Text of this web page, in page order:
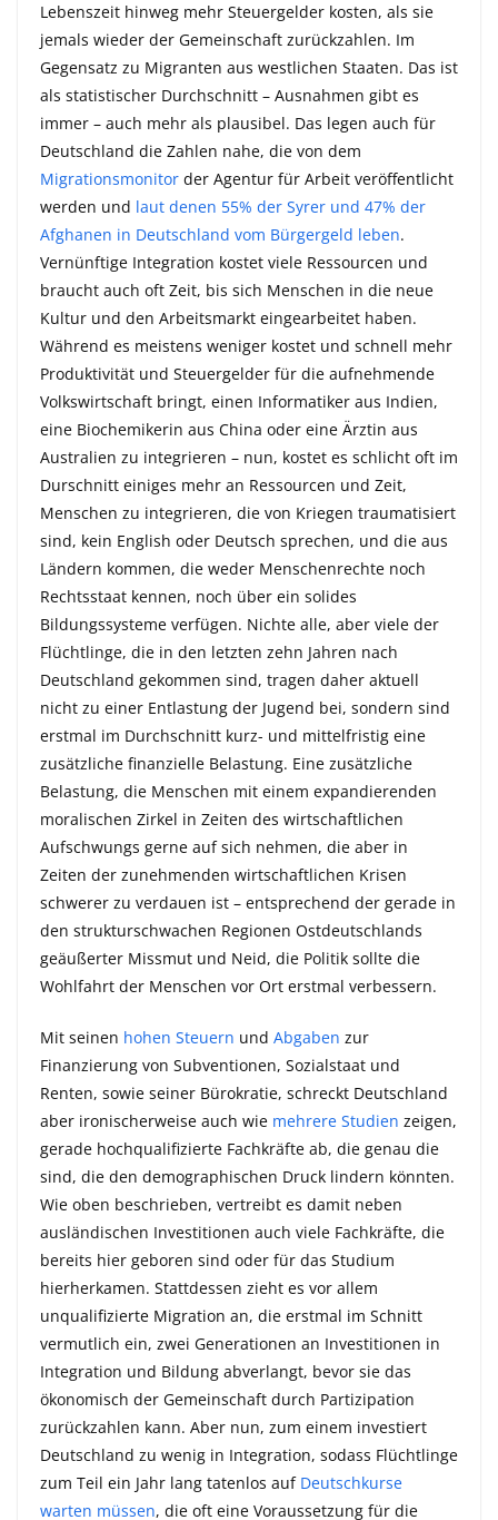
Lebenszeit hinweg mehr Steuergelder kosten, als sie
jemals wieder der Gemeinschaft zurückzahlen. Im
Gegensatz zu Migranten aus westlichen Staaten. Das ist
als statistischer Durchschnitt – Ausnahmen gibt es
immer – auch mehr als plausibel. Das legen auch für
Deutschland die Zahlen nahe, die von dem
Migrationsmonitor der Agentur für Arbeit veröffentlicht
werden und laut denen 55% der Syrer und 47% der
Afghanen in Deutschland vom Bürgergeld leben.
Vernünftige Integration kostet viele Ressourcen und
braucht auch oft Zeit, bis sich Menschen in die neue
Kultur und den Arbeitsmarkt eingearbeitet haben.
Während es meistens weniger kostet und schnell mehr
Produktivität und Steuergelder für die aufnehmende
Volkswirtschaft bringt, einen Informatiker aus Indien,
eine Biochemikerin aus China oder eine Ärztin aus
Australien zu integrieren – nun, kostet es schlicht oft im
Durschnitt einiges mehr an Ressourcen und Zeit,
Menschen zu integrieren, die von Kriegen traumatisiert
sind, kein English oder Deutsch sprechen, und die aus
Ländern kommen, die weder Menschenrechte noch
Rechtsstaat kennen, noch über ein solides
Bildungssysteme verfügen. Nichte alle, aber viele der
Flüchtlinge, die in den letzten zehn Jahren nach
Deutschland gekommen sind, tragen daher aktuell
nicht zu einer Entlastung der Jugend bei, sondern sind
erstmal im Durchschnitt kurz- und mittelfristig eine
zusätzliche finanzielle Belastung. Eine zusätzliche
Belastung, die Menschen mit einem expandierenden
moralischen Zirkel in Zeiten des wirtschaftlichen
Aufschwungs gerne auf sich nehmen, die aber in
Zeiten der zunehmenden wirtschaftlichen Krisen
schwerer zu verdauen ist – entsprechend der gerade in
den strukturschwachen Regionen Ostdeutschlands
geäußerter Missmut und Neid, die Politik sollte die
Wohlfahrt der Menschen vor Ort erstmal verbessern.
Mit seinen hohen Steuern und Abgaben zur
Finanzierung von Subventionen, Sozialstaat und
Renten, sowie seiner Bürokratie, schreckt Deutschland
aber ironischerweise auch wie mehrere Studien zeigen,
gerade hochqualifizierte Fachkräfte ab, die genau die
sind, die den demographischen Druck lindern könnten.
Wie oben beschrieben, vertreibt es damit neben
ausländischen Investitionen auch viele Fachkräfte, die
bereits hier geboren sind oder für das Studium
hierherkamen. Stattdessen zieht es vor allem
unqualifizierte Migration an, die erstmal im Schnitt
vermutlich ein, zwei Generationen an Investitionen in
Integration und Bildung abverlangt, bevor sie das
ökonomisch der Gemeinschaft durch Partizipation
zurückzahlen kann. Aber nun, zum einem investiert
Deutschland zu wenig in Integration, sodass Flüchtlinge
zum Teil ein Jahr lang tatenlos auf Deutschkurse
warten müssen, die oft eine Voraussetzung für die